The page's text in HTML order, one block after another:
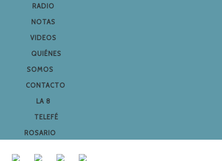
RADIO
NOTAS
VIDEOS
QUIÉNES
SOMOS
CONTACTO
LA 8
TELEFÉ
ROSARIO